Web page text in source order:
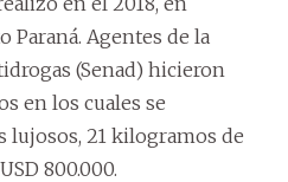
Agentes de la
(Senad) hicieron
en los cuales se
lujosos, 21 kilogramos de
800.000.